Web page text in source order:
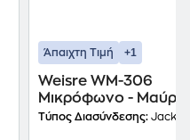
Άπαιχτη Τιμή +1
Weisre WM-306
Μικρόφωνο - Μαύρο
Τύπος Διασύνδεσης: Jack